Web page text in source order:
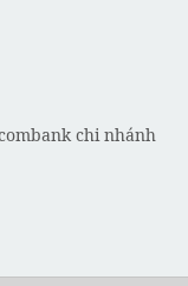
chi nhánh